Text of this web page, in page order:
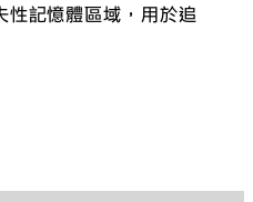
性記憶體區域，用於追